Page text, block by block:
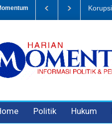
DLH Divonis 5 Tahun
Politik Hukum